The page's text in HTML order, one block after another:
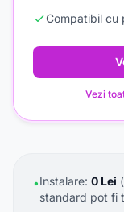
Compatibil cu
Vezi
•Instalare: 0 Lei
standard pot fi